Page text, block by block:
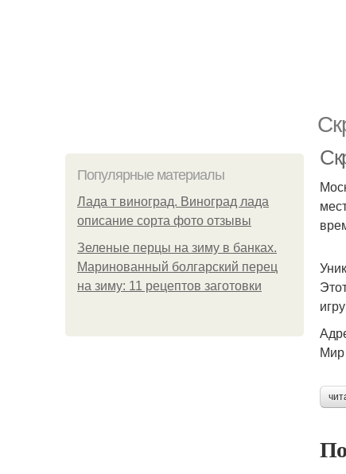
Популярные материалы
Лада т виноград. Виноград лада
описание сорта фото отзывы
Зеленые перцы на зиму в банках.
Маринованный болгарский перец
на зиму: 11 рецептов заготовки
Мир